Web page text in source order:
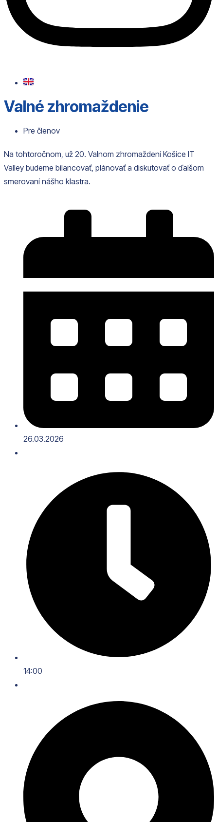
Valné zhromaždenie
Pre členov
Na tohtoročnom, už 20. Valnom zhromaždení Košice IT
Valley budeme bilancovať, plánovať a diskutovať o ďalšom
smerovaní nášho klastra.
26.03.2026
14:00